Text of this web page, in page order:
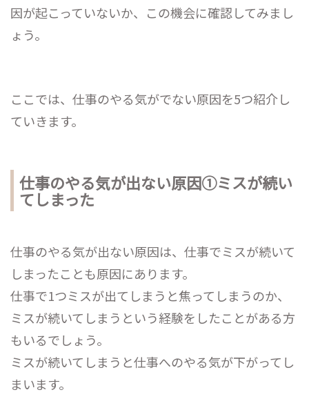
因が起こっていないか、この機会に確認してみまし
ょう。
ここでは、仕事のやる気がでない原因を5つ紹介し
ていきます。
仕事のやる気が出ない原因①ミスが続い
てしまった
仕事のやる気が出ない原因は、仕事でミスが続いて
しまったことも原因にあります。
仕事で1つミスが出てしまうと焦ってしまうのか、
ミスが続いてしまうという経験をしたことがある方
もいるでしょう。
ミスが続いてしまうと仕事へのやる気が下がってし
まいます。